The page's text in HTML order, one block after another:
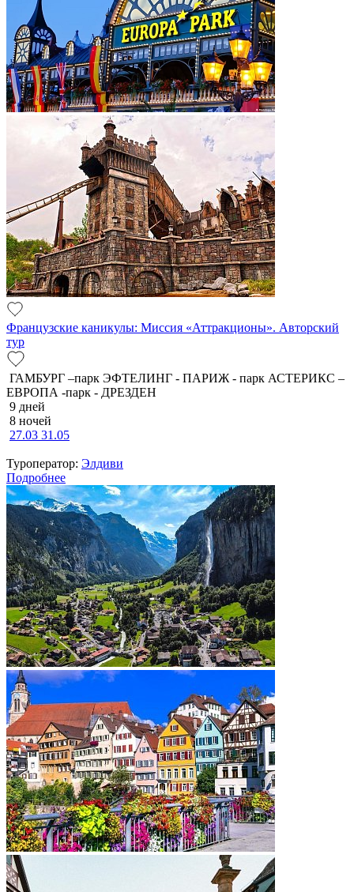
Французские каникулы: Миссия «Аттракционы». Авторский
тур
ГАМБУРГ –парк ЭФТЕЛИНГ - ПАРИЖ - парк АСТЕРИКС –
ЕВРОПА -парк - ДРЕЗДЕН
9 дней
8 ночей
27.03 31.05
Туроператор: Элдиви
Подробнее